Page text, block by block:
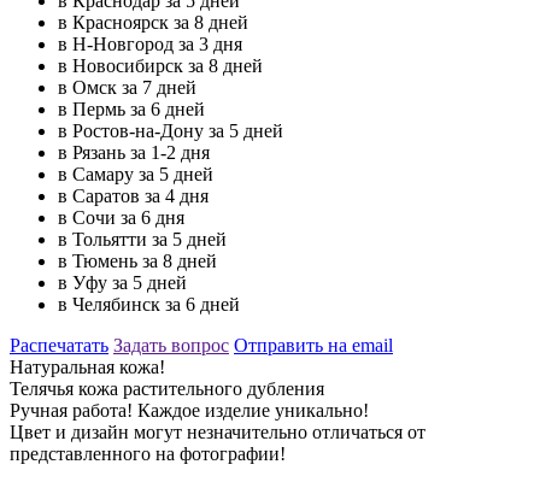
в Красноярск за 8 дней
в Н-Новгород за 3 дня
в Новосибирск за 8 дней
в Омск за 7 дней
в Пермь за 6 дней
в Ростов-на-Дону за 5 дней
в Рязань за 1-2 дня
в Самару за 5 дней
в Саратов за 4 дня
в Сочи за 6 дня
в Тольятти за 5 дней
в Тюмень за 8 дней
в Уфу за 5 дней
в Челябинск за 6 дней
Распечатать Задать вопрос Отправить на email
Натуральная кожа!
Телячья кожа растительного дубления
Ручная работа! Каждое изделие уникально!
Цвет и дизайн могут незначительно отличаться от
представленного на фотографии!